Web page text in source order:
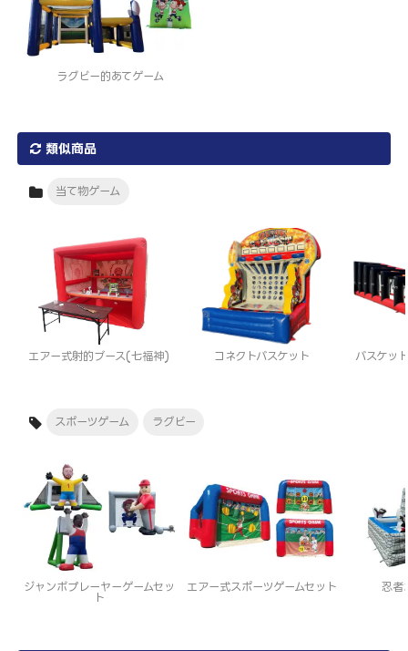
ラグビー的あてゲーム
類似商品
当て物ゲーム
エアー式射的ブース(七福神) コネクトバスケット バスケッ
スポーツゲーム ラグビー
ジャンボプレーヤーゲームセッ
ト
エアー式スポーツゲームセット 忍者